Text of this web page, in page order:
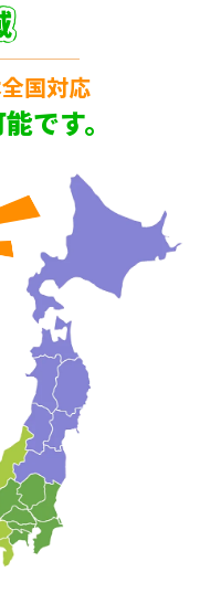
国対応
です。